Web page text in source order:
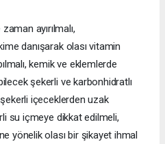
ayırılmalı,
danışarak olası vitamin
kemik ve eklemlerde
şekerli ve karbonhidratlı
içeceklerden uzak
su içmeye dikkat edilmeli,
yönelik olası bir şikayet ihmal